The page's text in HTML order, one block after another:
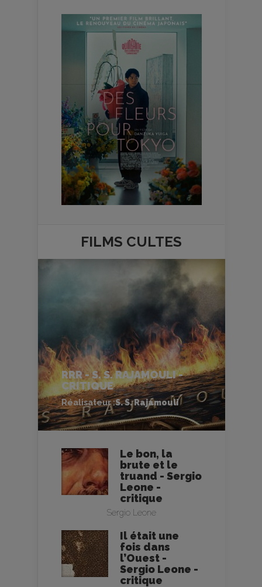
FILMS CULTES
RRR - S. S. RAJAMOULI -
CRITIQUE
Réalisateur :S. S. Rajamouli
Le bon, la
brute et le
truand - Sergio
Leone -
critique
Sergio Leone
Il était une
fois dans
l’Ouest -
Sergio Leone -
critique